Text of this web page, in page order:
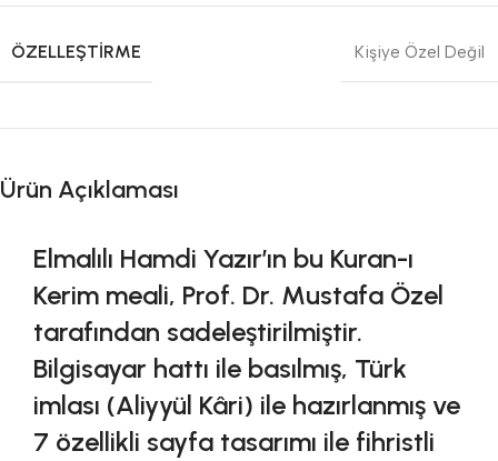
ÖZELLEŞTIRME Kişiye Özel Değil
Ürün Açıklaması
Elmalılı Hamdi Yazır’ın bu Kuran-ı
Kerim meali, Prof. Dr. Mustafa Özel
tarafından sadeleştirilmiştir.
Bilgisayar hattı ile basılmış, Türk
imlası (Aliyyül Kâri) ile hazırlanmış ve
7 özellikli sayfa tasarımı ile fihristli